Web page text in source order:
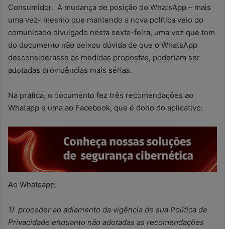
Consumidor. A mudança de posição do WhatsApp – mais
uma vez- mesmo que mantendo a nova política veio do
comunicado divulgado nesta sexta-feira, uma vez que tom
do documento não deixou dúvida de que o WhatsApp
desconsiderasse as medidas propostas, poderiam ser
adotadas providências mais sérias.
Na prática, o documento fez três recomendações ao
Whatapp e uma ao Facebook, que é dono do aplicativo:
Ao Whatsapp:
1) proceder ao adiamento da vigência de sua Política de
Privacidade enquanto não adotadas as recomendações